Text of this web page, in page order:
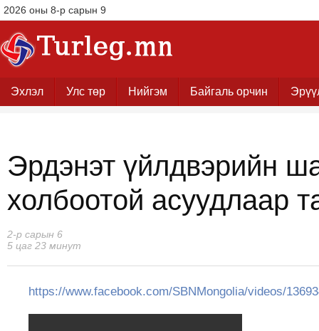
2026 оны 8-р сарын 9
Эхлэл Улс төр Нийгэм Байгаль орчин
Эрдэнэт үйлдвэрийн
холбоотой асуудлаар
2-р сарын 6
5 цаг 23 минут
https://www.facebook.com/SBNMongolia/videos/